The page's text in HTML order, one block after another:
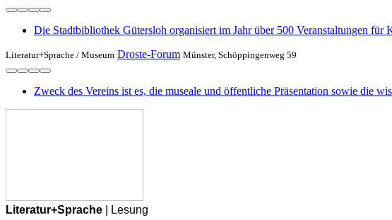
Die Stadtbibliothek Gütersloh organisiert im Jahr über 500 Veranstaltungen für
Literatur+Sprache / Museum Droste-Forum Münster, Schöppingenweg 59
Zweck des Vereins ist es, die museale und öffentliche Präsentation sowie die
Literatur+Sprache | Lesung